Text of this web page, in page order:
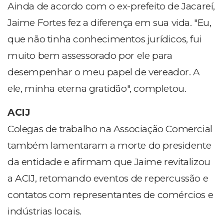
Ainda de acordo com o ex-prefeito de Jacareí,
Jaime Fortes fez a diferença em sua vida. "Eu,
que não tinha conhecimentos jurídicos, fui
muito bem assessorado por ele para
desempenhar o meu papel de vereador. A
ele, minha eterna gratidão", completou.
ACIJ
Colegas de trabalho na Associação Comercial
também lamentaram a morte do presidente
da entidade e afirmam que Jaime revitalizou
a ACIJ, retomando eventos de repercussão e
contatos com representantes de comércios e
indústrias locais.